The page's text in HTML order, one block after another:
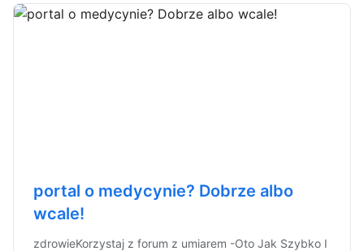
portal o medycynie? Dobrze albo
wcale!
zdrowieKorzystaj z forum z umiarem -Oto Jak Szybko I